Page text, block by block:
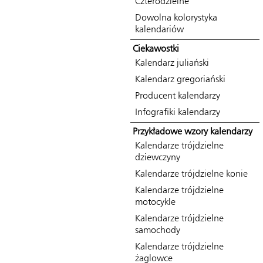
Dowolna kolorystyka
kalendariów
Ciekawostki
Kalendarz juliański
Kalendarz gregoriański
Producent kalendarzy
Infografiki kalendarzy
Przykładowe wzory kalendarzy
Kalendarze trójdzielne
dziewczyny
Kalendarze trójdzielne konie
Kalendarze trójdzielne
motocykle
Kalendarze trójdzielne
samochody
Kalendarze trójdzielne
żaglowce